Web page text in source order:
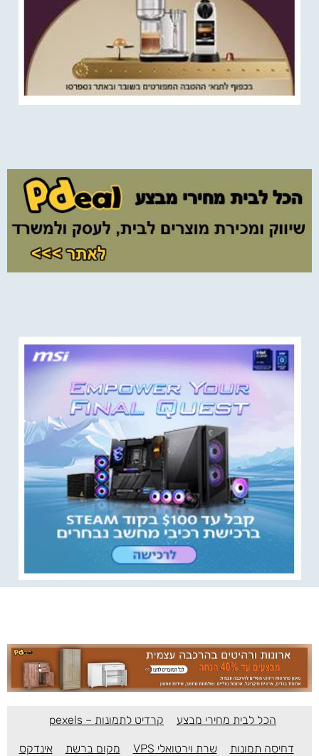
הכל לבית מחירי מבצע קרדיט לתמונות – pexels
דחיסה תמונות שרת וירטואלי VPS מקום ברשת אינדקס